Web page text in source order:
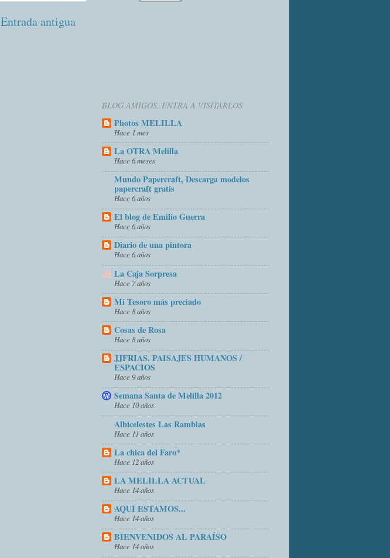
Entrada antigua
BLOG AMIGOS, ENTRA A VISITARLOS
Photos MELILLA
Hace 1 mes
La OTRA Melilla
Hace 6 meses
Mundo Papercraft, Descarga modelos
papercraft gratis
Hace 6 años
El blog de Emilio Guerra
Hace 6 años
Diario de una pintora
Hace 6 años
La Caja Sorpresa
Hace 7 años
Mi Tesoro más preciado
Hace 8 años
Cosas de Rosa
Hace 8 años
JJFRIAS. PAISAJES HUMANOS /
ESPACIOS
Hace 9 años
Semana Santa de Melilla 2012
Hace 10 años
Albicelestes Las Ramblas
Hace 11 años
La chica del Faro*
Hace 12 años
LA MELILLA ACTUAL
Hace 14 años
AQUI ESTAMOS...
Hace 14 años
BIENVENIDOS AL PARAÍSO
Hace 14 años